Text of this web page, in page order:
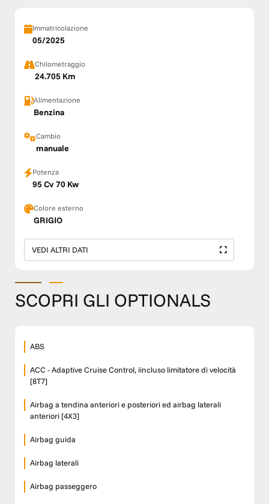
Immatricolazione
05/2025
Chilometraggio
24.705 Km
Alimentazione
Benzina
Cambio
manuale
Potenza
95 Cv 70 Kw
Colore esterno
GRIGIO
VEDI ALTRI DATI
SCOPRI GLI OPTIONALS
ABS
ACC - Adaptive Cruise Control, iincluso limitatore di velocità
[8T7]
Airbag a tendina anteriori e posteriori ed airbag laterali
anteriori [4X3]
Airbag guida
Airbag laterali
Airbag passeggero